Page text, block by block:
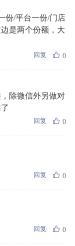
份/平台一份/门店
是两个份额，大
回复 0
除微信外另做对
回复 0
回复 0
回复 0